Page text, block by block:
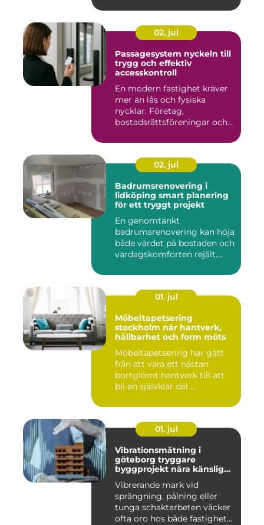
02. jul
Passagesystem nyckeln till
trygg och effektiv
accesskontroll
En modern fastighet kräver
mer än lås och fysiska
nycklar. Företag,
bostadsrättsföreningar och
02. jul
Badrumsrenovering i
lidköping smart planering
för ett tryggt projekt
En genomtänkt
badrumsrenovering kan höja
både värdet på bostaden och
vardagskomforten rejält.
01. jul
Möbeltapetsering
stockholm när hantverk,
hållbarhet och form möts
Möbeltapetsering har gått
från att vara ett nästan
bortglömt hantverk till att
bli en självklar del ...
01. jul
Vibrationsmätning i
göteborg tryggare
byggprojekt nära känsliga
Vibrerande mark vid
sprängning, pålning eller
tunga schaktarbeten väcker
ofta oro hos både fastighet...